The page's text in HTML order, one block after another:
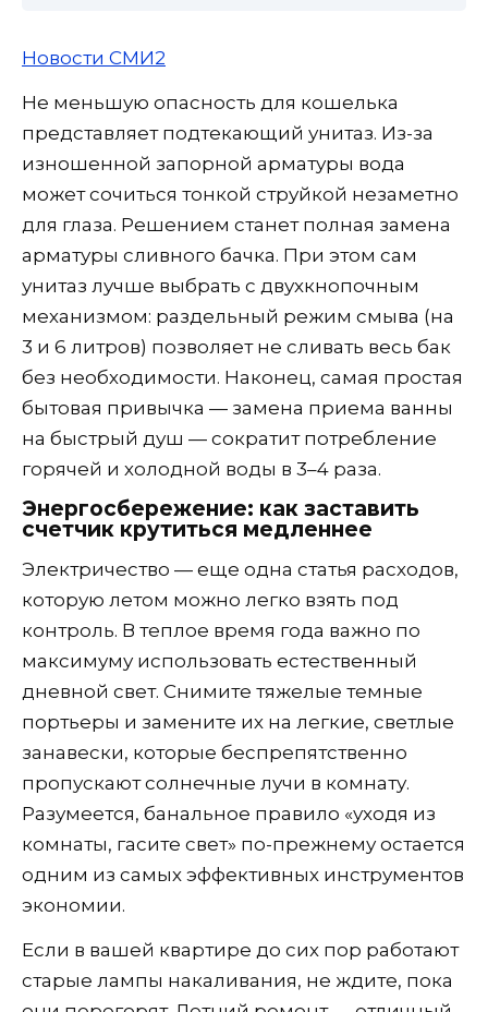
Новости СМИ2
Не меньшую опасность для кошелька
представляет подтекающий унитаз. Из-за
изношенной запорной арматуры вода
может сочиться тонкой струйкой незаметно
для глаза. Решением станет полная замена
арматуры сливного бачка. При этом сам
унитаз лучше выбрать с двухкнопочным
механизмом: раздельный режим смыва (на
3 и 6 литров) позволяет не сливать весь бак
без необходимости. Наконец, самая простая
бытовая привычка — замена приема ванны
на быстрый душ — сократит потребление
горячей и холодной воды в 3–4 раза.
Энергосбережение: как заставить
счетчик крутиться медленнее
Электричество — еще одна статья расходов,
которую летом можно легко взять под
контроль. В теплое время года важно по
максимуму использовать естественный
дневной свет. Снимите тяжелые темные
портьеры и замените их на легкие, светлые
занавески, которые беспрепятственно
пропускают солнечные лучи в комнату.
Разумеется, банальное правило «уходя из
комнаты, гасите свет» по-прежнему остается
одним из самых эффективных инструментов
экономии.
Если в вашей квартире до сих пор работают
старые лампы накаливания, не ждите, пока